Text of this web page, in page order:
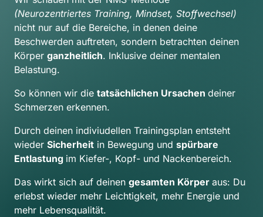
nicht nur auf die Bereiche, in denen deine
Beschwerden auftreten, sondern betrachten deinen
Körper ganzheitlich. Inklusive deiner mentalen
Belastung.
So können wir die tatsächlichen Ursachen deiner
Schmerzen erkennen.
Durch deinen indiviudellen Trainingsplan entsteht
wieder Sicherheit in Bewegung und spürbare
Entlastung im Kiefer-, Kopf- und Nackenbereich.
Das wirkt sich auf deinen gesamten Körper aus: Du
erlebst wieder mehr Leichtigkeit, mehr Energie und
mehr Lebensqualität.